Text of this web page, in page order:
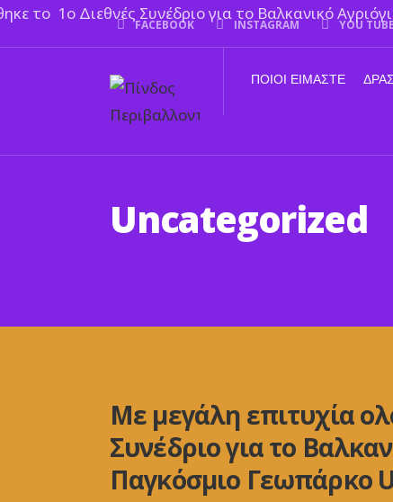
FACEBOOK INSTAGRAM YOU TUBE
ΠΟΙΟΙ ΕΙΜΑΣΤΕ
Uncategorized
Με μεγάλη επιτυχία
Συνέδριο για το
Παγκόσμιο Γεωπάρκο